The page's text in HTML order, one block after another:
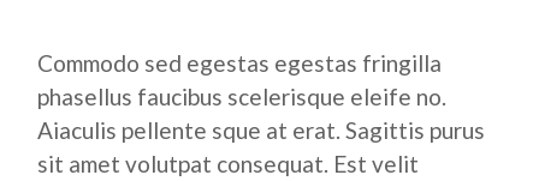
Commodo sed egestas egestas fringilla
phasellus faucibus scelerisque eleife no.
Aiaculis pellente sque at erat. Sagittis purus
sit amet volutpat consequat. Est velit